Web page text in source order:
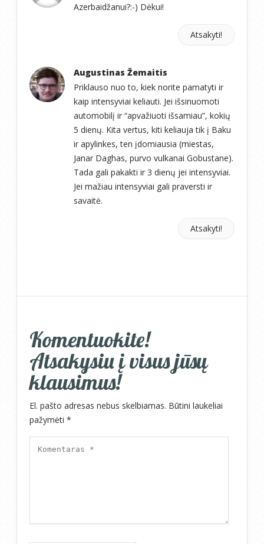
Azerbaidžanui?:-) Dėkui!
Atsakyti!
Augustinas Žemaitis
Priklauso nuo to, kiek norite pamatyti ir
kaip intensyviai keliauti. Jei išsinuomoti
automobilį ir “apvažiuoti išsamiau”, kokių
5 dienų. Kita vertus, kiti keliauja tik į Baku
ir apylinkes, ten įdomiausia (miestas,
Janar Daghas, purvo vulkanai Gobustane).
Tada gali pakakti ir 3 dienų jei intensyviai.
Jei mažiau intensyviai gali praversti ir
savaitė.
Atsakyti!
Komentuokite!
Atsakysiu į visus jūsų
klausimus!
El. pašto adresas nebus skelbiamas. Būtini laukeliai
pažymėti *